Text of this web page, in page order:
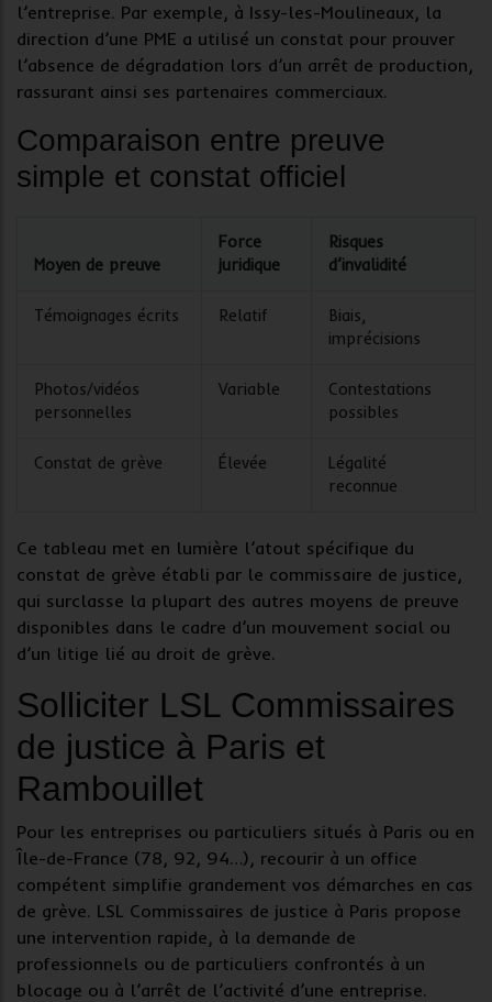
l’entreprise. Par exemple, à Issy-les-Moulineaux, la
direction d’une PME a utilisé un constat pour prouver
l’absence de dégradation lors d’un arrêt de production,
rassurant ainsi ses partenaires commerciaux.
Comparaison entre preuve
simple et constat officiel
Moyen de preuve
Force
juridique
Risques
d’invalidité
Témoignages écrits Relatif
Biais,
imprécisions
Photos/vidéos
personnelles
Variable
Contestations
possibles
Constat de grève Élevée
Légalité
reconnue
Ce tableau met en lumière l’atout spécifique du
constat de grève établi par le commissaire de justice,
qui surclasse la plupart des autres moyens de preuve
disponibles dans le cadre d’un mouvement social ou
d’un litige lié au droit de grève.
Solliciter LSL Commissaires
de justice à Paris et
Rambouillet
Pour les entreprises ou particuliers situés à Paris ou en
Île-de-France (78, 92, 94…), recourir à un office
compétent simplifie grandement vos démarches en cas
de grève. LSL Commissaires de justice à Paris propose
une intervention rapide, à la demande de
professionnels ou de particuliers confrontés à un
blocage ou à l’arrêt de l’activité d’une entreprise.